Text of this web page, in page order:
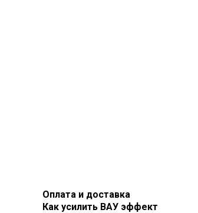
Оплата и доставка
Как усилить ВАУ эффект